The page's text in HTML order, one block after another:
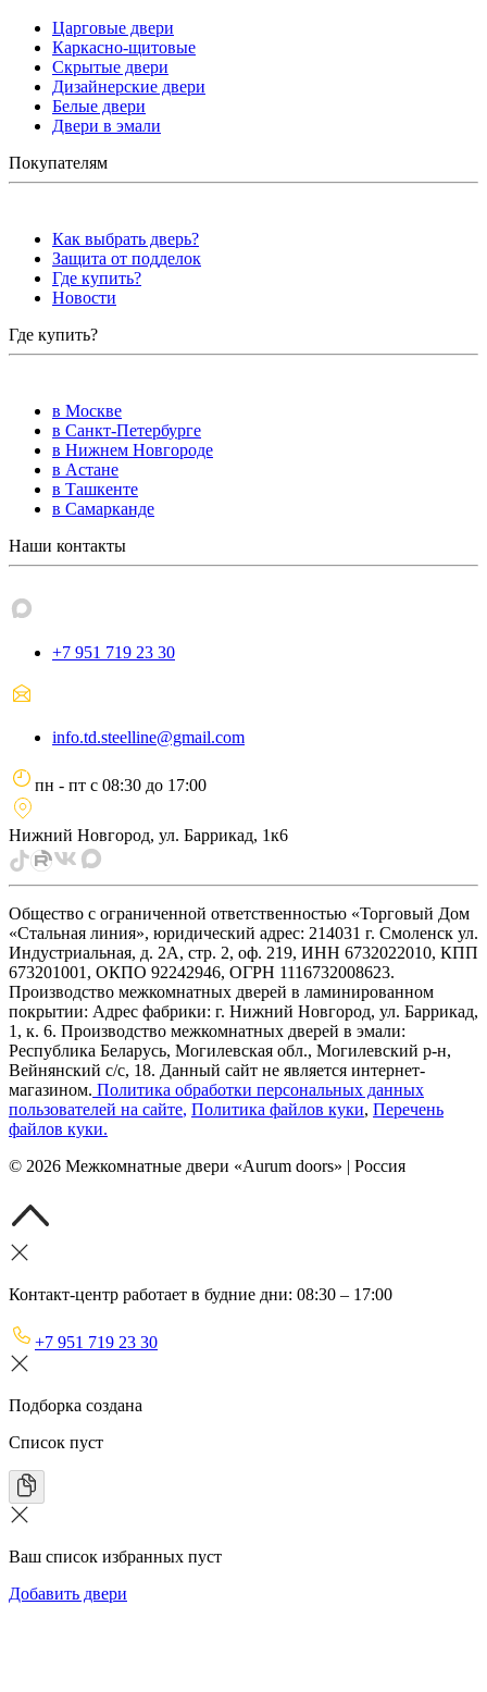
Царговые двери
Каркасно-щитовые
Скрытые двери
Дизайнерские двери
Белые двери
Двери в эмали
Покупателям
Как выбрать дверь?
Защита от подделок
Где купить?
Новости
Где купить?
в Москве
в Санкт-Петербурге
в Нижнем Новгороде
в Астане
в Ташкенте
в Самарканде
Наши контакты
+7 951 719 23 30
info.td.steelline@gmail.com
пн - пт с 08:30 до 17:00
Нижний Новгород, ул. Баррикад, 1к6
Общество с ограниченной ответственностью «Торговый Дом
«Стальная линия», юридический адрес: 214031 г. Смоленск ул.
Индустриальная, д. 2А, стр. 2, оф. 219, ИНН 6732022010, КПП
673201001, ОКПО 92242946, ОГРН 1116732008623.
Производство межкомнатных дверей в ламинированном
покрытии: Адрес фабрики: г. Нижний Новгород, ул. Баррикад,
1, к. 6. Производство межкомнатных дверей в эмали:
Республика Беларусь, Могилевская обл., Могилевский р-н,
Вейнянский с/с, 18. Данный сайт не является интернет-
магазином. Политика обработки персональных данных
пользователей на сайте, Политика файлов куки, Перечень
файлов куки.
© 2026 Межкомнатные двери «Aurum doors» | Россия
Контакт-центр работает в будние дни: 08:30 – 17:00
+7 951 719 23 30
Подборка создана
Список пуст
Ваш список избранных пуст
Добавить двери